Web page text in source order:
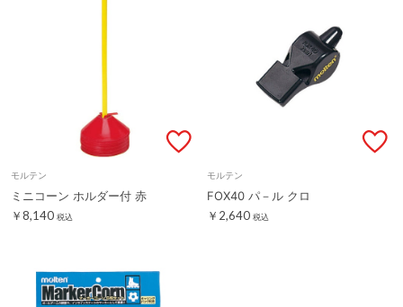
モルテン
ミニコーン ホルダー付 赤
￥8,140 税込
モルテン
FOX40 パ－ル クロ
￥2,640 税込